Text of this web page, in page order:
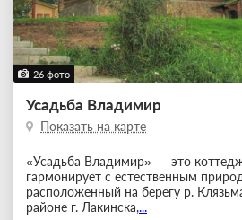
26 фото
Усадьба Владимир
Показать на карте
«Усадьба Владимир» — это
гармонирует с естественным
расположенный на берегу р.
районе г. Лакинска,...